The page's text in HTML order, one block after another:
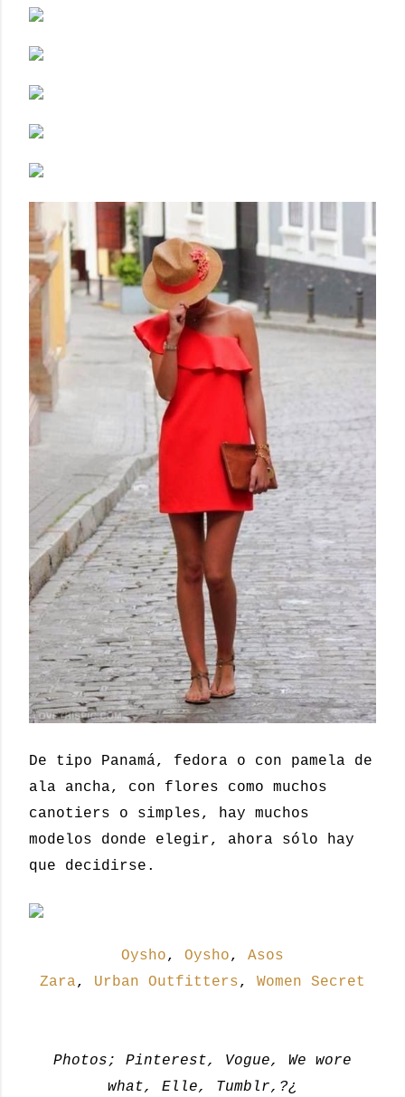
De tipo Panamá, fedora o con pamela de
ala ancha, con flores como muchos
canotiers o simples, hay muchos
modelos donde elegir, ahora sólo hay
que decidirse.
Oysho, Oysho, Asos
Zara, Urban Outfitters, Women Secret
Photos; Pinterest, Vogue, We wore
what, Elle, Tumblr,?¿